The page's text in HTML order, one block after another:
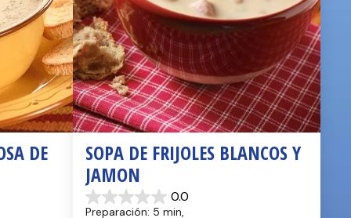
DE
SOPA DE FRIJOLES BLANCOS Y
JAMON
0.0
0.0
Preparación: 5 min,